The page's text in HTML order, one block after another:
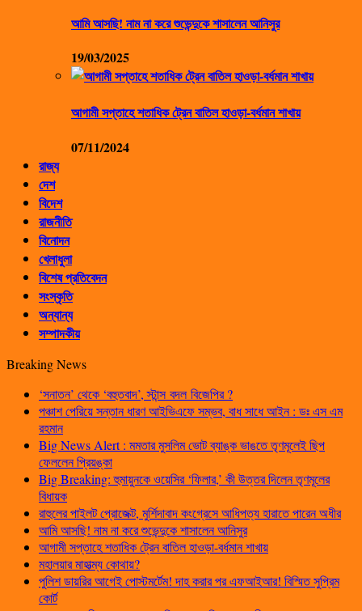
আমি আসছি! নাম না করে শুভেন্দুকে শাসালেন আনিসুর
19/03/2025
আগামী সপ্তাহে শতাধিক ট্রেন বাতিল হাওড়া-বর্ধমান শাখায়
07/11/2024
রাজ্য
দেশ
বিদেশ
রাজনীতি
বিনোদন
খেলাধুলা
বিশেষ প্রতিবেদন
সংস্কৃতি
অন্যান্য
সম্পাদকীয়
Breaking News
‘সনাতন’ থেকে ‘বহুতবাদ’, স্টান্স বদল বিজেপির ?
পঞ্চাশ পেরিয়ে সন্তান ধারণ আইভিএফে সম্ভব, বাধ সাধে আইন : ডঃ এস এম
রহমান
Big News Alert : মমতার মুসলিম ভোট ব্যাঙ্ক ভাঙতে তৃণমূলেই ছিপ
ফেললেন প্রিয়ঙ্কা
Big Breaking: হুমায়ুনকে ওয়েসির ‘ফিলার,’ কী উত্তর দিলেন তৃণমূলের
বিধায়ক
রাহুলের পাইলট প্রোজেক্ট, মুর্শিদাবাদ কংগ্রেসে আধিপত্য হারাতে পারেন অধীর
আমি আসছি! নাম না করে শুভেন্দুকে শাসালেন আনিসুর
আগামী সপ্তাহে শতাধিক ট্রেন বাতিল হাওড়া-বর্ধমান শাখায়
মহালয়ার মাহাত্ম্য কোথায়?
পুলিশ ডায়রির আগেই পোস্টমর্টেম! দাহ করার পর এফআইআর! বিস্মিত সুপ্রিম
কোর্ট